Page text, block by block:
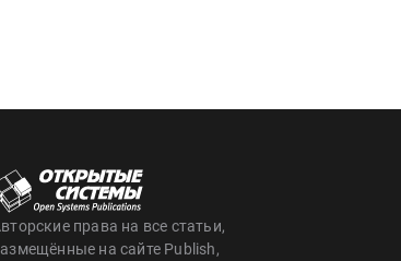
права на все статьи,
на сайте Publish,